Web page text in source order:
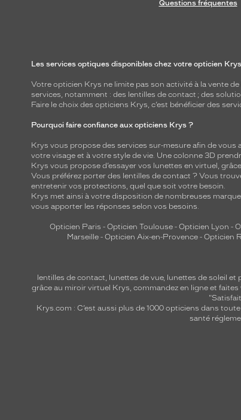
Questions fréquentes
Les services optiques disponibles chez votre opticien Krys
Votre opticien Krys ne limite pas son activité à la vente de
services, notamment : des lentilles de contact ; des
Faire le choix des opticiens Krys, c’est bénéficier des
Pourquoi faire confiance aux opticiens Krys ?
Krys vous propose des services sur-mesure afin de
votre visage et à votre style de vie. Une colonne 3D
Krys vous propose d’essayer vos lunettes en virtuel,
Vous préférez porter des lentilles de contact ? Vous
entretenir vos protections, quel que soit votre besoin.
Krys met ainsi à votre disposition de nombreuses
vous apporter les réponses selon vos besoins.
Opticien Paris - Opticien Toulouse - Opticien Lyon -
Marseille - Opticien Aix-en-Provence - Opticien
lentilles de contact, lunettes de vue, lunettes de soleil et
grâce au miroir virtuel Krys, commandez en ligne et
Krys.com : C’est aussi plus de 1000 opticiens dans
santé